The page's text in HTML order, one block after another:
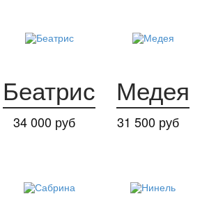
34 000 руб
Беатрис
31 500 руб
Медея